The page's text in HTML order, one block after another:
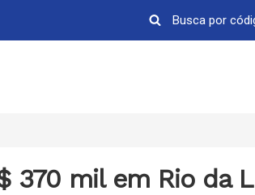
370 mil em Rio da